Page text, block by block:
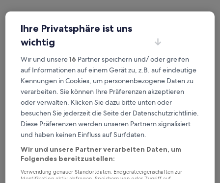
Heute
Morgen
Dieses Wochenende
7. Aug. - 9. Aug.
Nächstes Wochenende
14. Aug. - 16. Aug.
Bhutan – wo
übernachten?
Hotels mit Parkplatz: Top-
Optionen in Paro
Silver Cloud Hotel
Ihre Privatsphäre ist uns
wichtig
Wir und unsere16 Partner speichern und/ oder greifen
auf Informationen auf einem Gerät zu, z.B. auf eindeutige
Kennungen in Cookies, um personenbezogene Daten zu
verarbeiten. Sie können Ihre Präferenzen akzeptieren
oder verwalten. Klicken Sie dazu bitte unten oder
besuchen Sie jederzeit die Seite der Datenschutzrichtlinie.
Diese Präferenzen werden unseren Partnern signalisiert
und haben keinen Einfluss auf Surfdaten.
Wir und unsere Partner verarbeiten Daten, um
Folgendes bereitzustellen:
Verwendung genauer Standortdaten. Endgeräteeigenschaften zur
Identifikation aktiv abfragen. Speichern von oder Zugriff auf